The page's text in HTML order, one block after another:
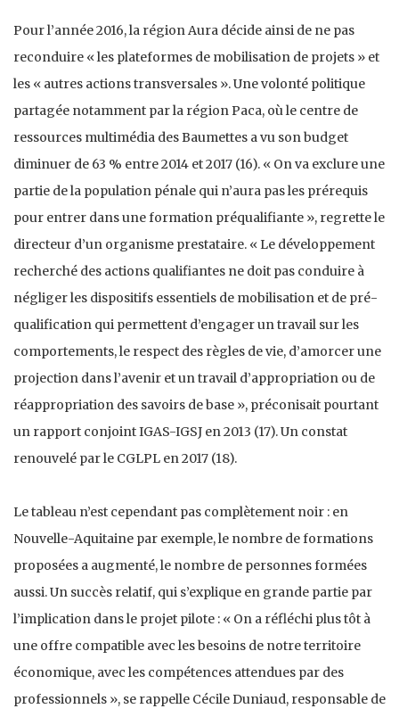
Pour l’année 2016, la région Aura décide ainsi de ne pas
reconduire « les plateformes de mobilisation de projets » et
les « autres actions transversales ». Une volonté politique
partagée notamment par la région Paca, où le centre de
ressources multimédia des Baumettes a vu son budget
diminuer de 63 % entre 2014 et 2017 (16). « On va exclure une
partie de la population pénale qui n’aura pas les prérequis
pour entrer dans une formation préqualifiante », regrette le
directeur d’un organisme prestataire. « Le développement
recherché des actions qualifiantes ne doit pas conduire à
négliger les dispositifs essentiels de mobilisation et de pré-
qualification qui permettent d’engager un travail sur les
comportements, le respect des règles de vie, d’amorcer une
projection dans l’avenir et un travail d’appropriation ou de
réappropriation des savoirs de base », préconisait pourtant
un rapport conjoint IGAS-IGSJ en 2013 (17). Un constat
renouvelé par le CGLPL en 2017 (18).
Le tableau n’est cependant pas complètement noir : en
Nouvelle-Aquitaine par exemple, le nombre de formations
proposées a augmenté, le nombre de personnes formées
aussi. Un succès relatif, qui s’explique en grande partie par
l’implication dans le projet pilote : « On a réfléchi plus tôt à
une offre compatible avec les besoins de notre territoire
économique, avec les compétences attendues par des
professionnels », se rappelle Cécile Duniaud, responsable de